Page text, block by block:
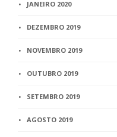
JANEIRO 2020
DEZEMBRO 2019
NOVEMBRO 2019
OUTUBRO 2019
SETEMBRO 2019
AGOSTO 2019